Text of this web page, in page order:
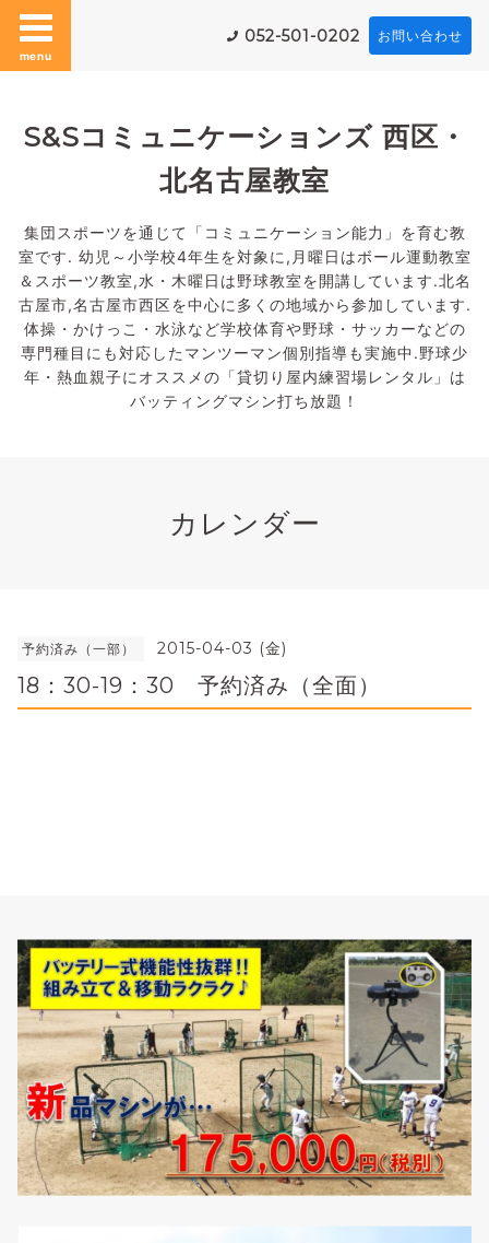
menu
052-501-0202 お問い合わせ
S&Sコミュニケーションズ 西区・
北名古屋教室
集団スポーツを通じて「コミュニケーション能力」を育む教
室です. 幼児～小学校4年生を対象に,月曜日はボール運動教室
＆スポーツ教室,水・木曜日は野球教室を開講しています.北名
古屋市,名古屋市西区を中心に多くの地域から参加しています.
体操・かけっこ・水泳など学校体育や野球・サッカーなどの
専門種目にも対応したマンツーマン個別指導も実施中.野球少
年・熱血親子にオススメの「貸切り屋内練習場レンタル」は
バッティングマシン打ち放題！
カレンダー
予約済み（一部） 2015-04-03 (金)
18：30-19：30 予約済み（全面）